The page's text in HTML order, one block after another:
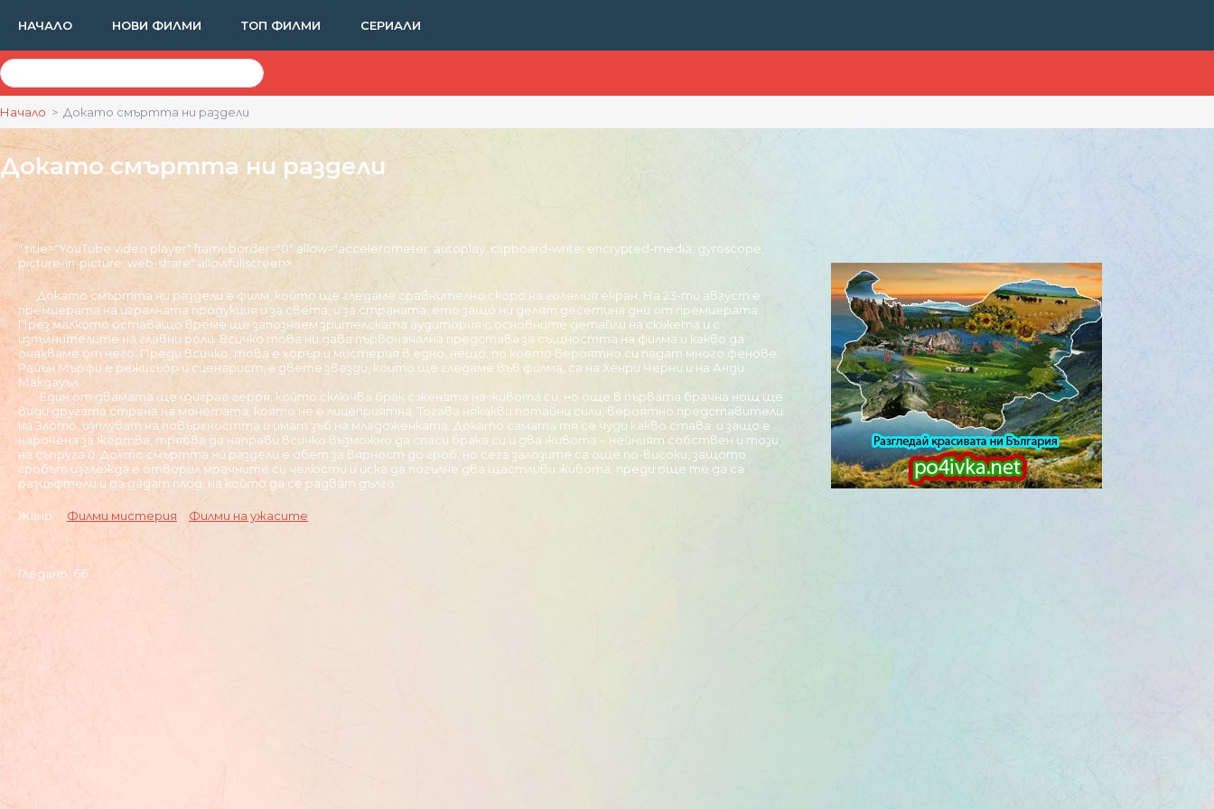
НАЧАЛО НОВИ ФИЛМИ ТОП ФИЛМИ СЕРИАЛИ
Начало > Докато смъртта ни раздели
Докато смъртта ни раздели
" title="YouTube video player" frameborder="0" allow="accelerometer; autoplay; clipboard-write; encrypted-media; gyroscope;
picture-in-picture; web-share" allowfullscreen>
Докато смъртта ни раздели е филм, който ще гледаме сравнително скоро на големия екран. На 23-ти август е
премиерата на игралната продукция и за света, и за страната, ето защо ни делят десетина дни от премиерата.
През малкото оставащо време ще запознаем зрителската аудитория с основните детайли на сюжета и с
изпълнителите на главни роли. Всичко това ни дава първоначална представа за същността на филма и какво да
очакваме от него. Преди всичко, това е хорър и мистерия в едно, нещо, по което вероятно си падат много фенове.
Райън Мърфи е режисьор и сценарист, а двете звезди, които ще гледаме във филма, са на Хенри Черни и на Анди
Макдауъл.
Един от двамата ще изиграе героя, който сключва брак с жената на живота си, но още в първата брачна нощ ще
види другата страна на монетата, която не е лицеприятна. Тогава някакви потайни сили, вероятно представители
на Злото, изплуват на повърхността и имат зъб на младоженката. Докато самата тя се чуди какво става и защо е
нарочена за жертва, трябва да направи всичко възможно да спаси брака си и два живота – нейният собствен и този
на съпруга й. Докто смъртта ни раздели е обет за вярност до гроб, но сега залозите са още по-високи, защото
гробът изглежда е отворил мрачните си челюсти и иска да погълне два щастливи живота, преди още те да са
разцъфтели и да дадат плод, на който да се радват дълго.
Жанр: Филми мистерия Филми на ужасите
Гледано: 66